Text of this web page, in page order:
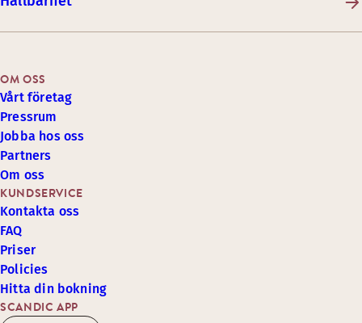
SCANDIC APP
KUNDSERVICE
Kontakta oss
FAQ
Priser
Policies
Hitta din bokning
OM OSS
Vårt företag
Pressrum
Jobba hos oss
Partners
Om oss